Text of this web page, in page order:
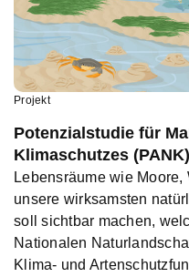
Projekt
Potenzialstudie für
Klimaschutzes (PANK)
Lebensräume wie
unsere wirksamsten
soll sichtbar machen,
Nationalen
Klima- und